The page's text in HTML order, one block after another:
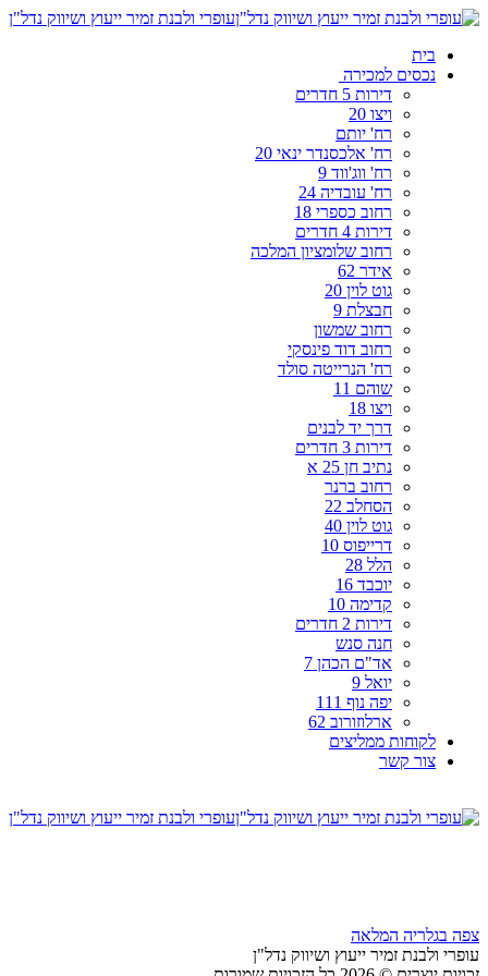
עופרי ולבנת זמיר ייעוץ ושיווק נדל"ן
בית
נכסים למכירה
דירות 5 חדרים
ויצו 20
רח' יותם
רח' אלכסנדר ינאי 20
רח' ווג'ווד 9
רח' עובדיה 24
רחוב כספרי 18
דירות 4 חדרים
רחוב שלומציון המלכה
אידר 62
גוט לוין 20
חבצלת 9
רחוב שמשון
רחוב דוד פינסקי
רח' הנרייטה סולד
שוהם 11
ויצו 18
דרך יד לבנים
דירות 3 חדרים
נתיב חן 25 א
רחוב ברנר
הסחלב 22
גוט לוין 40
דרייפוס 10
הלל 28
יוכבד 16
קדימה 10
דירות 2 חדרים
חנה סנש
אד"ם הכהן 7
יואל 9
יפה נוף 111
ארלוזורוב 62
לקוחות ממליצים
צור קשר
עופרי ולבנת זמיר ייעוץ ושיווק נדל"ן
צפה בגלריה המלאה
עופרי ולבנת זמיר ייעוץ ושיווק נדל"ן